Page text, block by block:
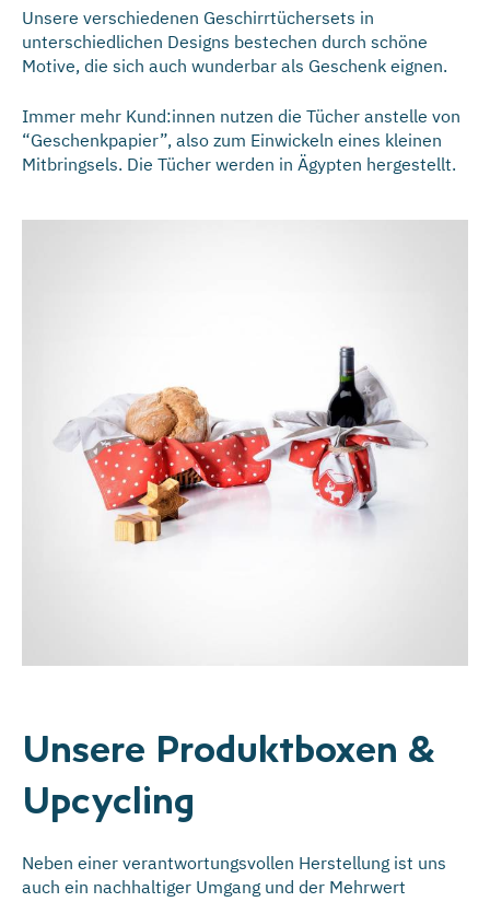
Unsere verschiedenen Geschirrtüchersets in
unterschiedlichen Designs bestechen durch schöne
Motive, die sich auch wunderbar als Geschenk eignen.
Immer mehr Kund:innen nutzen die Tücher anstelle von
“Geschenkpapier”, also zum Einwickeln eines kleinen
Mitbringsels. Die Tücher werden in Ägypten hergestellt.
Unsere Produktboxen &
Upcycling
Neben einer verantwortungsvollen Herstellung ist uns
auch ein nachhaltiger Umgang und der Mehrwert